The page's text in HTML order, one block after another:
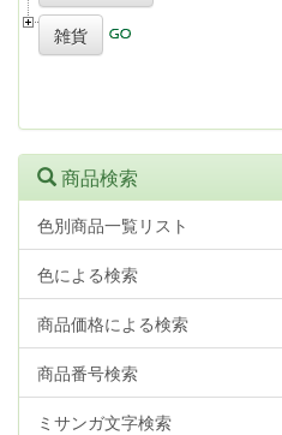
雑貨
商品検索
色別商品一覧リスト
色による検索
商品価格による検索
商品番号検索
ミサンガ文字検索